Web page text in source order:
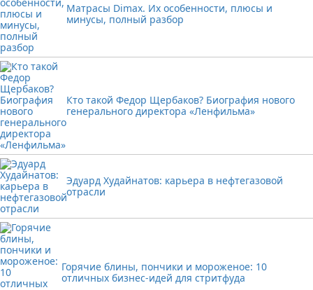
Матрасы Dimax. Их особенности, плюсы и
минусы, полный разбор
Кто такой Федор Щербаков? Биография нового
генерального директора «Ленфильма»
Эдуард Худайнатов: карьера в нефтегазовой
отрасли
Горячие блины, пончики и мороженое: 10
отличных бизнес-идей для стритфуда